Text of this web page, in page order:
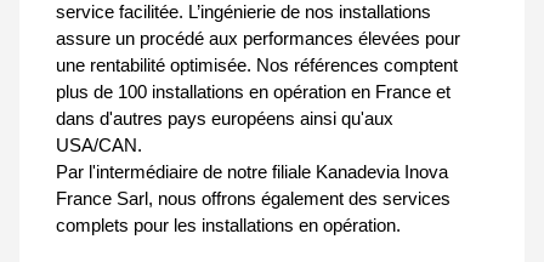
service facilitée. L’ingénierie de nos installations
assure un procédé aux performances élevées pour
une rentabilité optimisée. Nos références comptent
plus de 100 installations en opération en France et
dans d'autres pays européens ainsi qu'aux
USA/CAN.
Par l'intermédiaire de notre filiale Kanadevia Inova
France Sarl, nous offrons également des services
complets pour les installations en opération.